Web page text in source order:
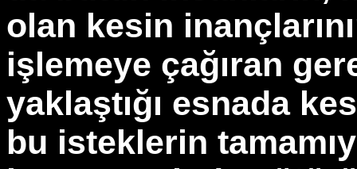
olan kesin
işlemeye çağıran
yaklaştığı esnada
bu isteklerin